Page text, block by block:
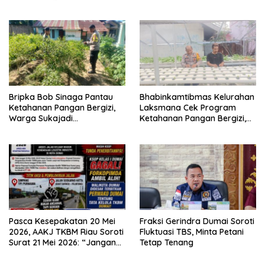
Bripka Bob Sinaga Pantau
Ketahanan Pangan Bergizi,
Warga Sukajadi
Bhabinkamtibmas Kelurahan
Laksmana Cek Program
Ketahanan Pangan Bergizi,
Pasca Kesepakatan 20 Mei
2026, AAKJ TKBM Riau Soroti
Surat 21 Mei 2026: “Jangan
Fraksi Gerindra Dumai Soroti
Fluktuasi TBS, Minta Petani
Tetap Tenang